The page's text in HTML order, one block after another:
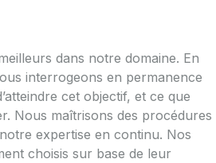
dans notre domaine. En
interrogeons en permanence
cet objectif, et ce que
Nous maîtrisons des procédures
expertise en continu. Nos
choisis sur base de leur